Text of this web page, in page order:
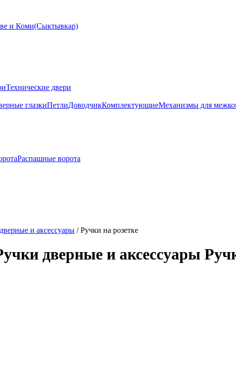
Технические двери
глазкиПетлиДоводчикКомплектующиеМеханизмы для
Распашные ворота
и аксессуары /Ручки на розетке
дверные и аксессуары